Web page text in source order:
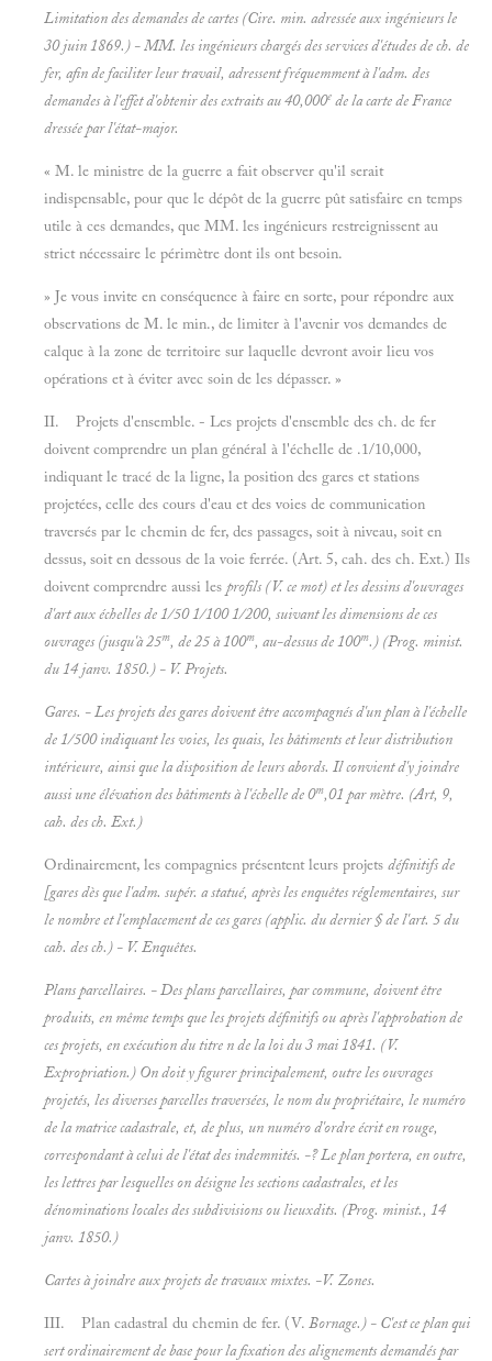
Limitation des demandes de cartes (Cire. min. adressée aux ingénieurs le
30 juin 1869.) - MM. les ingénieurs chargés des services d'études de ch. de
fer, afin de faciliter leur travail, adressent fréquemment à l'adm. des
demandes à l'effet d'obtenir des extraits au 40,000e de la carte de France
dressée par l'état-major.
« M. le ministre de la guerre a fait observer qu'il serait
indispensable, pour que le dépôt de la guerre pût satisfaire en temps
utile à ces demandes, que MM. les ingénieurs restreignissent au
strict nécessaire le périmètre dont ils ont besoin.
» Je vous invite en conséquence à faire en sorte, pour répondre aux
observations de M. le min., de limiter à l'avenir vos demandes de
calque à la zone de territoire sur laquelle devront avoir lieu vos
opérations et à éviter avec soin de les dépasser. »
II. Projets d'ensemble. - Les projets d'ensemble des ch. de fer
doivent comprendre un plan général à l'échelle de .1/10,000,
indiquant le tracé de la ligne, la position des gares et stations
projetées, celle des cours d'eau et des voies de communication
traversés par le chemin de fer, des passages, soit à niveau, soit en
dessus, soit en dessous de la voie ferrée. (Art. 5, cah. des ch. Ext.) Ils
doivent comprendre aussi les profils (V. ce mot) et les dessins d'ouvrages
d'art aux échelles de 1/50 1/100 1/200, suivant les dimensions de ces
ouvrages (jusqu'à 25m, de 25 à 100m, au-dessus de 100m.) (Prog. minist.
du 14 janv. 1850.) - V.Projets.
Gares. - Les projets des gares doivent être accompagnés d'un plan à l'échelle
de 1/500 indiquant les voies, les quais, les bâtiments et leur distribution
intérieure, ainsi que la disposition de leurs abords. Il convient d'y joindre
aussi une élévation des bâtiments à l'échelle de 0m,01 par mètre. (Art, 9,
cah. des ch. Ext.)
Ordinairement, les compagnies présentent leurs projets définitifs de
[gares dès que l'adm. supér. a statué, après les enquêtes réglementaires, sur
le nombre et l'emplacement de ces gares (applic. du dernier § de l'art. 5 du
cah. des ch.) - V.Enquêtes.
Plans parcellaires. - Des plans parcellaires, par commune, doivent être
produits, en même temps que les projets définitifs ou après l'approbation de
ces projets, en exécution du titre n de la loi du 3 mai 1841. (V.
Expropriation.) On doit y figurer principalement, outre les ouvrages
projetés, les diverses parcelles traversées, le nom du propriétaire, le numéro
de la matrice cadastrale, et, de plus, un numéro d'ordre écrit en rouge,
correspondant à celui de l'état des indemnités. -? Le plan portera, en outre,
les lettres par lesquelles on désigne les sections cadastrales, et les
dénominations locales des subdivisions ou lieuxdits. (Prog. minist., 14
janv. 1850.)
Cartes à joindre aux projets de travaux mixtes. -V. Zones.
III. Plan cadastral du chemin de fer. (V. Bornage.) - C'est ce plan qui
sert ordinairement de base pour la fixation des alignements demandés par